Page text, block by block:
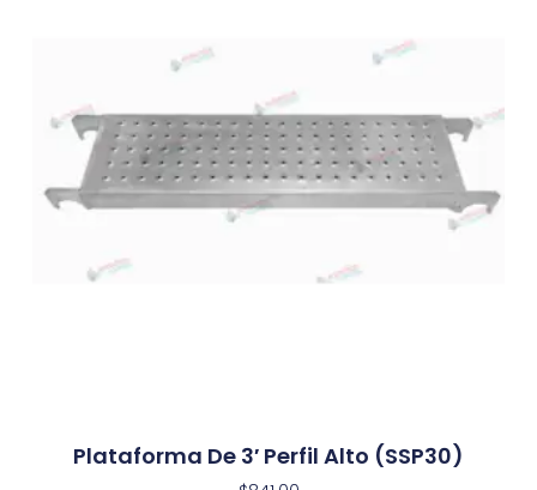
Plataforma De 3′ Perfil Alto (SSP30)